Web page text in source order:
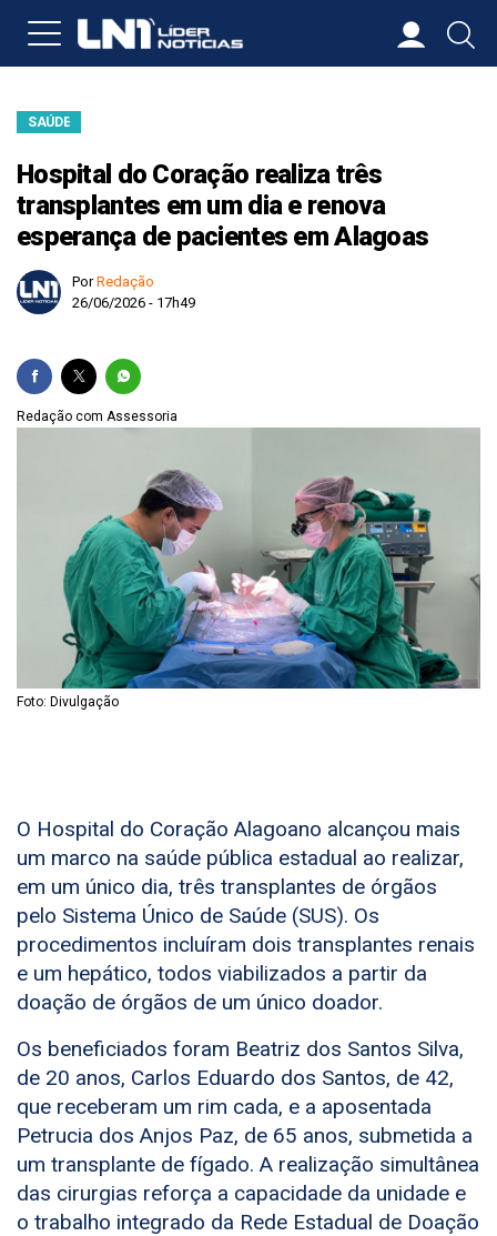
SAÚDE
Hospital do Coração realiza três
transplantes em um dia e renova
esperança de pacientes em Alagoas
PorRedação
26/06/2026 - 17h49
Redação com Assessoria
Foto: Divulgação
O Hospital do Coração Alagoano alcançou mais
um marco na saúde pública estadual ao realizar,
em um único dia, três transplantes de órgãos
pelo Sistema Único de Saúde (SUS). Os
procedimentos incluíram dois transplantes renais
e um hepático, todos viabilizados a partir da
doação de órgãos de um único doador.
Os beneficiados foram Beatriz dos Santos Silva,
de 20 anos, Carlos Eduardo dos Santos, de 42,
que receberam um rim cada, e a aposentada
Petrucia dos Anjos Paz, de 65 anos, submetida a
um transplante de fígado. A realização simultânea
das cirurgias reforça a capacidade da unidade e
o trabalho integrado da Rede Estadual de Doação